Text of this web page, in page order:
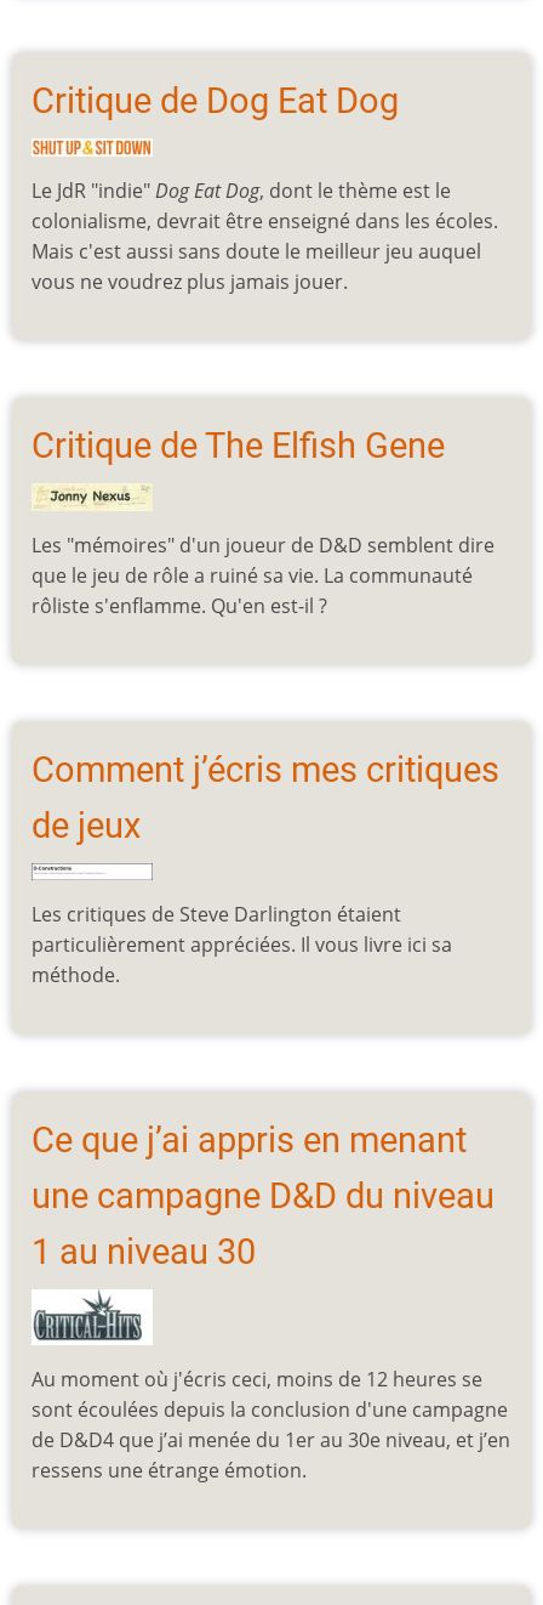
Critique de Dog Eat Dog
Le JdR "indie"Dog Eat Dog, dont le thème est le
colonialisme, devrait être enseigné dans les écoles.
Mais c'est aussi sans doute le meilleur jeu auquel
vous ne voudrez plus jamais jouer.
Critique de The Elfish Gene
Les "mémoires" d'un joueur de D&D semblent dire
que le jeu de rôle a ruiné sa vie. La communauté
rôliste s'enflamme. Qu'en est-il ?
Comment j’écris mes critiques
de jeux
Les critiques de Steve Darlington étaient
particulièrement appréciées. Il vous livre ici sa
méthode.
Ce que j’ai appris en menant
une campagne D&D du niveau
1 au niveau 30
Au moment où j'écris ceci, moins de 12 heures se
sont écoulées depuis la conclusion d'une campagne
de D&D4 que j’ai menée du 1er au 30e niveau, et j’en
ressens une étrange émotion.